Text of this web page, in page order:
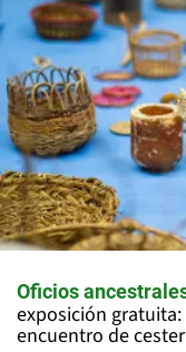
Oficios
exposición
encuentro de